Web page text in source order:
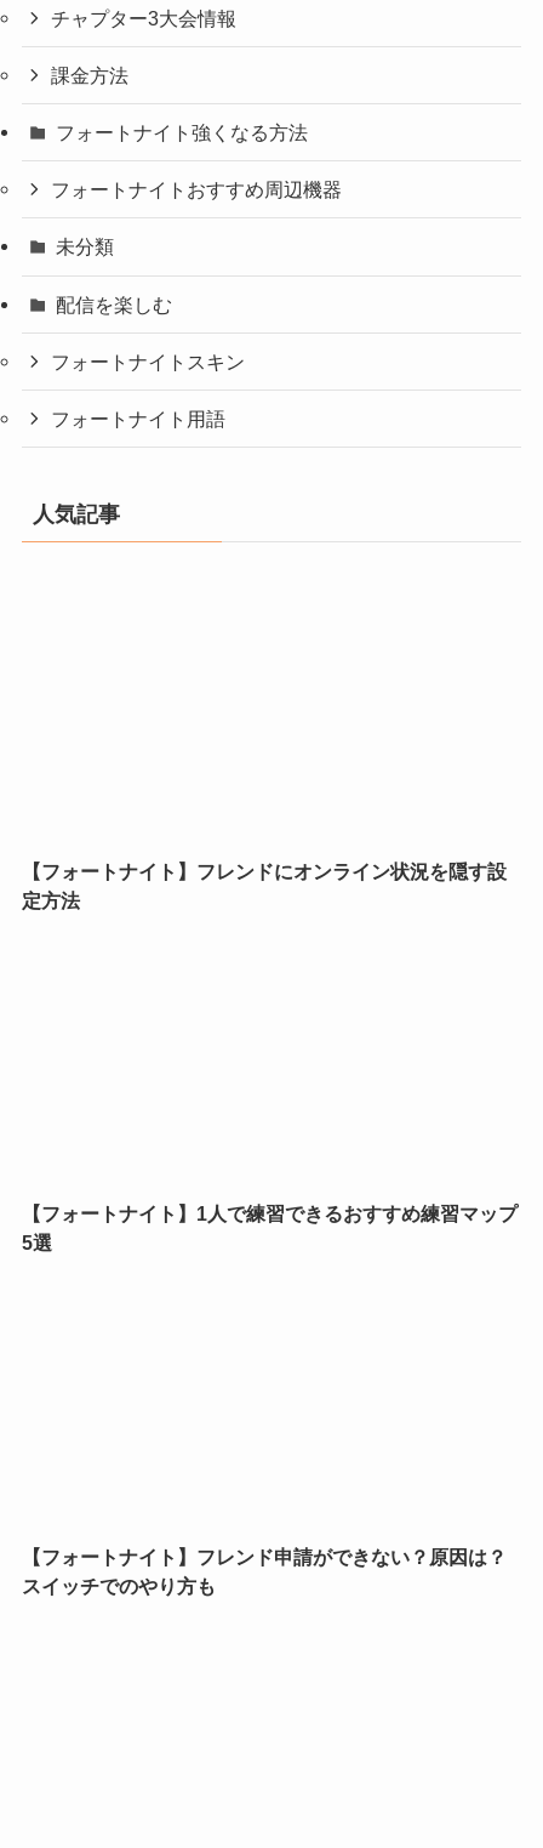
チャプター3大会情報
課金方法
フォートナイト強くなる方法
フォートナイトおすすめ周辺機器
未分類
配信を楽しむ
フォートナイトスキン
フォートナイト用語
人気記事
【フォートナイト】フレンドにオンライン状況を隠す設
定方法
【フォートナイト】1人で練習できるおすすめ練習マップ
5選
【フォートナイト】フレンド申請ができない？原因は？
スイッチでのやり方も